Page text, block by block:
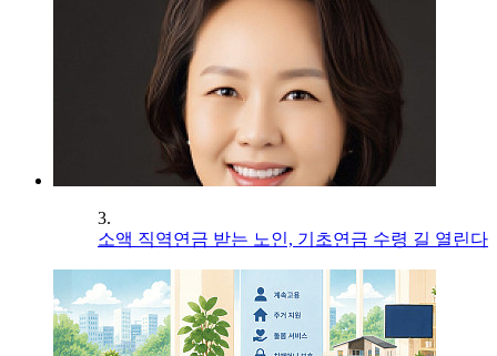
3.
소액 직역연금 받는 노인, 기초연금 수령 길 열린다